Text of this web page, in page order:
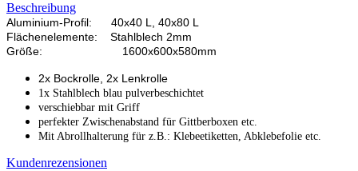
Beschreibung
Aluminium-Profil: 40x40 L, 40x80 L
Flächenelemente: Stahlblech 2mm
Größe: 1600x600x580mm
2x Bockrolle, 2x Lenkrolle
1x Stahlblech blau pulverbeschichtet
verschiebbar mit Griff
perfekter Zwischenabstand für Gittberboxen etc.
Mit Abrollhalterung für z.B.: Klebeetiketten, Abklebefolie etc.
Kundenrezensionen